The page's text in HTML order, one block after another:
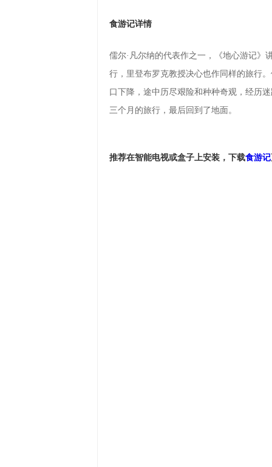
食游记详情
儒尔·凡尔纳的代表作之一，《地心游记》
行，里登布罗克教授决心也作同样的旅行
口下降，途中历尽艰险和种种奇观，经历
三个月的旅行，最后回到了地面。
推荐在智能电视或盒子上安装，下载食游记